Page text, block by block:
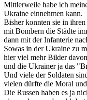
Mittlerweile habe ich
Ukraine einnehmen kann.
Bisher konnten sie in
mit Bombern die Städte
dann mit der Infanterie
Sowas in der Ukraine zu
hier viel mehr Bilder
und die Ukrainer ja das
Und viele der Soldaten
vielen dürfte die Moral
Die Russen haben es ja